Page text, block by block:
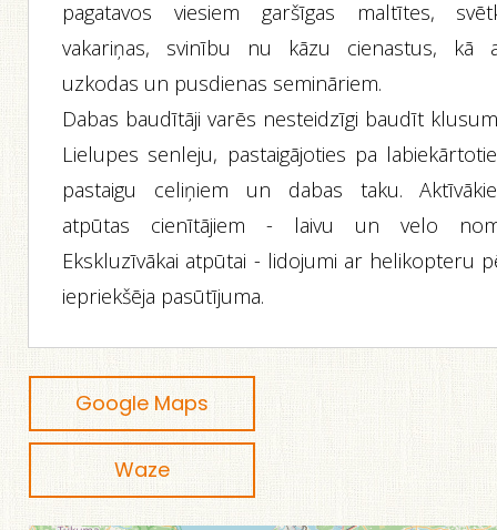
pagatavos viesiem garšīgas maltītes,
vakariņas, svinību nu kāzu cienastus, kā
uzkodas un pusdienas semināriem.
Dabas baudītāji varēs nesteidzīgi baudīt
Lielupes senleju, pastaigājoties pa
pastaigu celiņiem un dabas taku.
atpūtas cienītājiem - laivu un velo
Ekskluzīvākai atpūtai - lidojumi ar helikopteru
iepriekšēja pasūtījuma.
Google Maps
Waze